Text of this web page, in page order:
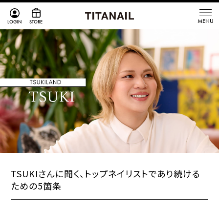
LOGIN STORE
TSUKIさんに聞く、トップネイリストであり続ける
ための5箇条